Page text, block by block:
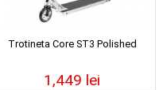
Trotineta Core ST3 Polished
1,449 lei